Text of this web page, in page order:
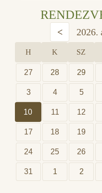
< 2026.
H K SZ
27 28 29
3 4 5
10 11 12
17 18 19
24 25 26
31 1 2